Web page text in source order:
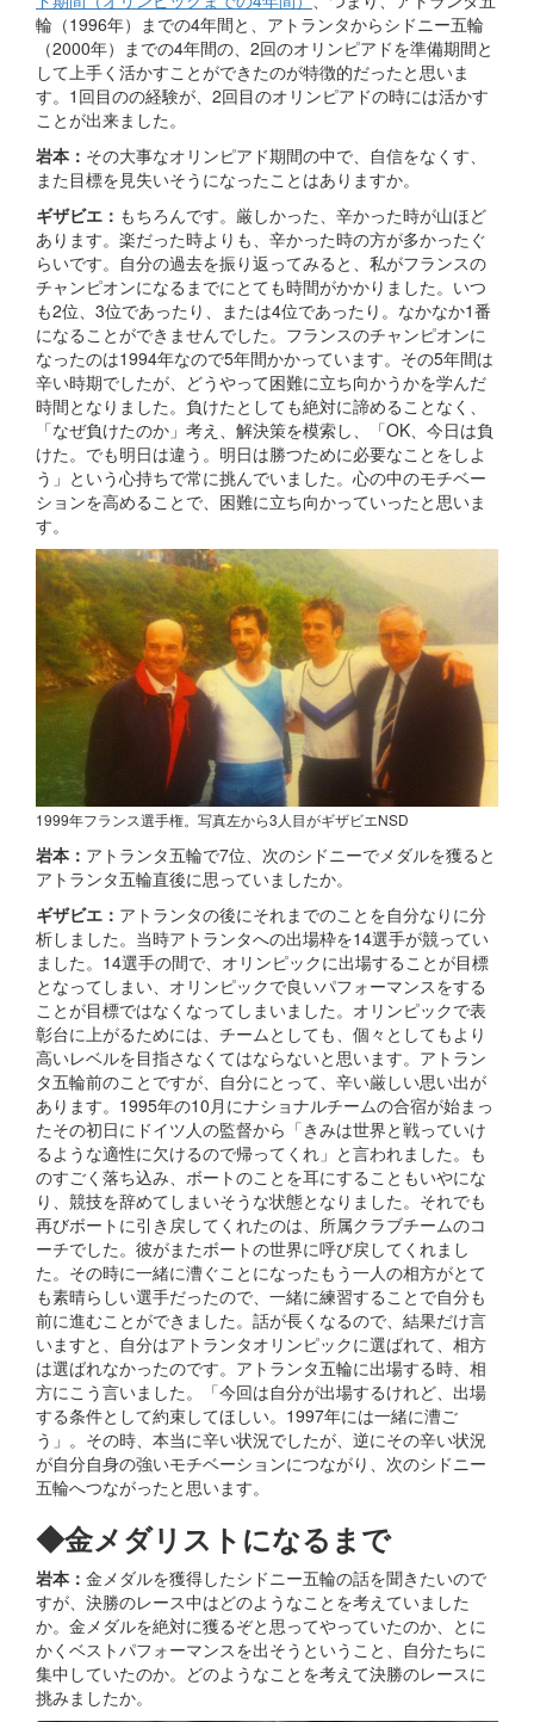
輪（1996年）までの4年間と、アトランタからシドニー五輪
（2000年）までの4年間の、2回のオリンピアドを準備期間と
して上手く活かすことができたのが特徴的だったと思いま
す。1回目のの経験が、2回目のオリンピアドの時には活かす
ことが出来ました。
岩本： その大事なオリンピアド期間の中で、自信をなくす、
また目標を見失いそうになったことはありますか。
ギザビエ： もちろんです。厳しかった、辛かった時が山ほど
あります。楽だった時よりも、辛かった時の方が多かったぐ
らいです。自分の過去を振り返ってみると、私がフランスの
チャンピオンになるまでにとても時間がかかりました。いつ
も2位、3位であったり、または4位であったり。なかなか1番
になることができませんでした。フランスのチャンピオンに
なったのは1994年なので5年間かかっています。その5年間は
辛い時期でしたが、どうやって困難に立ち向かうかを学んだ
時間となりました。負けたとしても絶対に諦めることなく、
「なぜ負けたのか」考え、解決策を模索し、「OK、今日は負
けた。でも明日は違う。明日は勝つために必要なことをしよ
う」という心持ちで常に挑んでいました。心の中のモチベー
ションを高めることで、困難に立ち向かっていったと思いま
す。
1999年フランス選手権。写真左から3人目がギザビエNSD
岩本： アトランタ五輪で7位、次のシドニーでメダルを獲ると
アトランタ五輪直後に思っていましたか。
ギザビエ： アトランタの後にそれまでのことを自分なりに分
析しました。当時アトランタへの出場枠を14選手が競ってい
ました。14選手の間で、オリンピックに出場することが目標
となってしまい、オリンピックで良いパフォーマンスをする
ことが目標ではなくなってしまいました。オリンピックで表
彰台に上がるためには、チームとしても、個々としてもより
高いレベルを目指さなくてはならないと思います。アトラン
タ五輪前のことですが、自分にとって、辛い厳しい思い出が
あります。1995年の10月にナショナルチームの合宿が始まっ
たその初日にドイツ人の監督から「きみは世界と戦っていけ
るような適性に欠けるので帰ってくれ」と言われました。も
のすごく落ち込み、ボートのことを耳にすることもいやにな
り、競技を辞めてしまいそうな状態となりました。それでも
再びボートに引き戻してくれたのは、所属クラブチームのコ
ーチでした。彼がまたボートの世界に呼び戻してくれまし
た。その時に一緒に漕ぐことになったもう一人の相方がとて
も素晴らしい選手だったので、一緒に練習することで自分も
前に進むことができました。話が長くなるので、結果だけ言
いますと、自分はアトランタオリンピックに選ばれて、相方
は選ばれなかったのです。アトランタ五輪に出場する時、相
方にこう言いました。「今回は自分が出場するけれど、出場
する条件として約束してほしい。1997年には一緒に漕ご
う」。その時、本当に辛い状況でしたが、逆にその辛い状況
が自分自身の強いモチベーションにつながり、次のシドニー
五輪へつながったと思います。
◆金メダリストになるまで
岩本： 金メダルを獲得したシドニー五輪の話を聞きたいので
すが、決勝のレース中はどのようなことを考えていました
か。金メダルを絶対に獲るぞと思ってやっていたのか、とに
かくベストパフォーマンスを出そうということ、自分たちに
集中していたのか。どのようなことを考えて決勝のレースに
挑みましたか。